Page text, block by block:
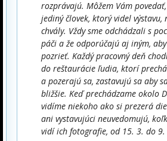
rozprávajú. Môžem Vám
jediný človek, ktorý videl
chvály. Vždy sme odchádzali s
páči a že odporúčajú aj iným,
pozrieť. Každý pracovný deň
do reštaurácie ľudia, ktorí
a pozerajú sa, zastavujú sa aby
bližšie. Keď prechádzame okolo
vidíme niekoho ako si prezerá
ani vystavujúci neuvedomujú,
vidí ich fotografie, od 15. 3. do 9.